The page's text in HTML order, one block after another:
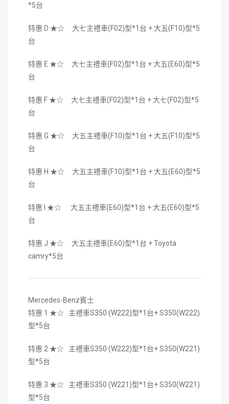
*5台
特惠 D ★☆ 大七主禮車(F02)型*1台 + 大五(F10)型*5
台
特惠 E ★☆ 大七主禮車(F02)型*1台 + 大五(E60)型*5
台
特惠 F ★☆ 大七主禮車(F02)型*1台 + 大七(F02)型*5
台
特惠 G ★☆ 大五主禮車(F10)型*1台 + 大五(F10)型*5
台
特惠 H ★☆ 大五主禮車(F10)型*1台 + 大五(E60)型*5
台
特惠 I ★☆ 大五主禮車(E60)型*1台 + 大五(E60)型*5
台
特惠 J ★☆ 大五主禮車(E60)型*1台 + Toyota
camry*5台
Mercedes-Benz賓士
特惠 1 ★☆ 主禮車S350 (W222)型*1台+ S350(W222)
型*5台
特惠 2 ★☆ 主禮車S350 (W222)型*1台+ S350(W221)
型*5台
特惠 3 ★☆ 主禮車S350 (W221)型*1台+ S350(W221)
型*5台